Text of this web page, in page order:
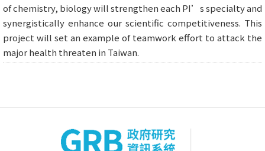
of chemistry, biology will strengthen each PI’s specialty and
synergistically enhance our scientific competitiveness. This
project will set an example of teamwork effort to attack the
major health threaten in Taiwan.